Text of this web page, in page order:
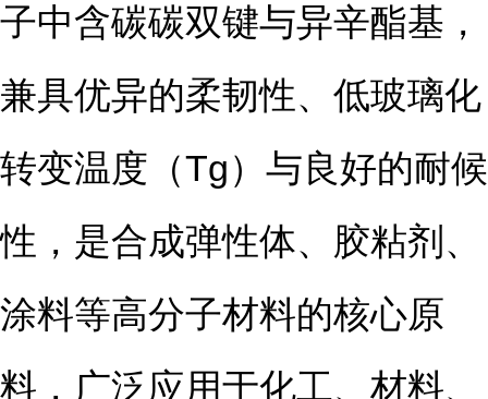
子中含碳碳双键与异辛酯基，
兼具优异的柔韧性、低玻璃化
转变温度（Tg）与良好的耐候
性，是合成弹性体、胶粘剂、
涂料等高分子材料的核心原
料，广泛应用于化工、材料、